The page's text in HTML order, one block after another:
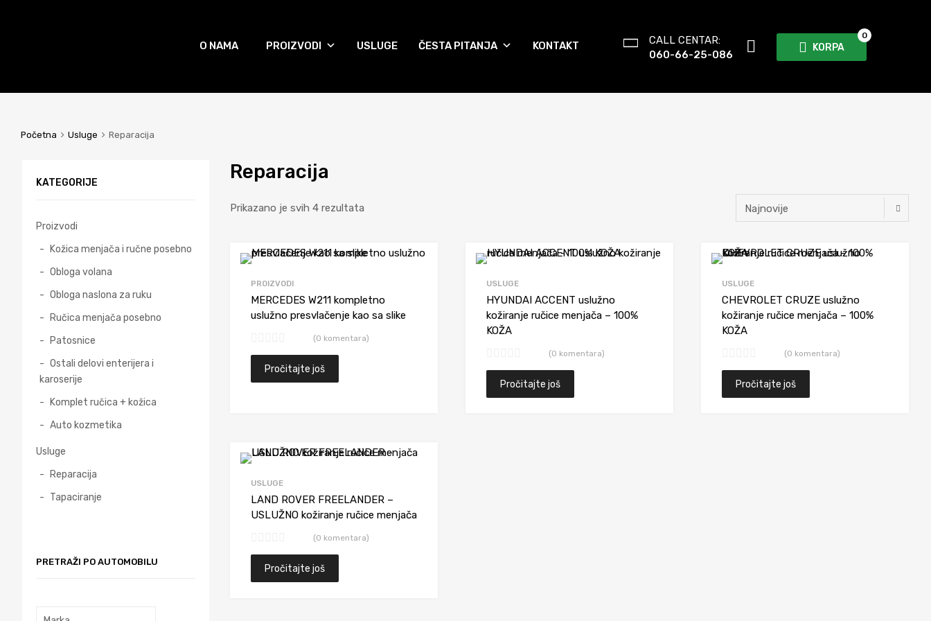
CALL CENTAR:
060-66-25-086
KORPA
0
O NAMA PROIZVODI USLUGE ČESTA PITANJA KONTAKT
Početna Usluge Reparacija
Reparacija
Prikazano je svih 4 rezultata
Dodaj da uporediš
PROIZVODI
MERCEDES W211 kompletno
uslužno presvlačenje kao sa slike
(0 komentara)
Pročitajte još
Dodaj da uporediš
USLUGE
HYUNDAI ACCENT uslužno
kožiranje ručice menjača – 100%
KOŽA
(0 komentara)
Pročitajte još
USLUGE
CHEVROLET CRUZE uslužno
kožiranje ručice menjača – 100%
KOŽA
(0 komentara)
Pročitajte još
USLUGE
LAND ROVER FREELANDER –
USLUŽNO kožiranje ručice menjača
(0 komentara)
Pročitajte još
KATEGORIJE
Proizvodi
Kožica menjača i ručne posebno
Obloga volana
Obloga naslona za ruku
Ručica menjača posebno
Patosnice
Ostali delovi enterijera i
karoserije
Komplet ručica + kožica
Auto kozmetika
Usluge
Reparacija
Tapaciranje
PRETRAŽI PO AUTOMOBILU